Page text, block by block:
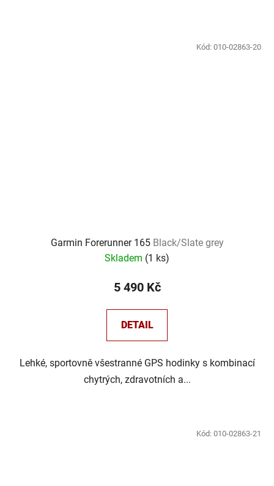
Garmin Forerunner 165 Black/Slate grey
Skladem (1 ks)
5 490 Kč
DETAIL
Lehké, sportovně všestranné GPS hodinky s kombinací
chytrých, zdravotních a...
Kód: 010-02863-20
Kód: 010-02863-21